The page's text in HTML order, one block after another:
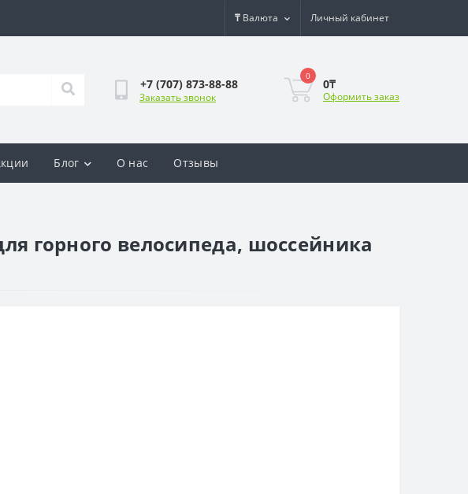
₸ Валюта Личный кабинет
+7 (707) 873-88-88
Заказать звонок
0
0₸
Оформить заказ
Блог О нас Отзывы
горного велосипеда, шоссейника